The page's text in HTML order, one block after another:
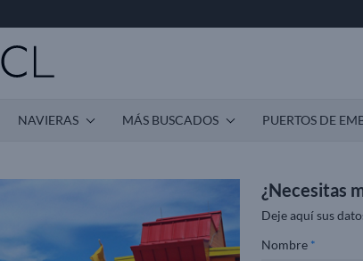
NAVIERAS MÁS BUSCADOS PUERTOS DE
¿Necesitas
Deje aquí sus
Nombre *